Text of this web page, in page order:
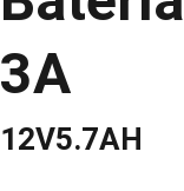
3A
12V5.7AH